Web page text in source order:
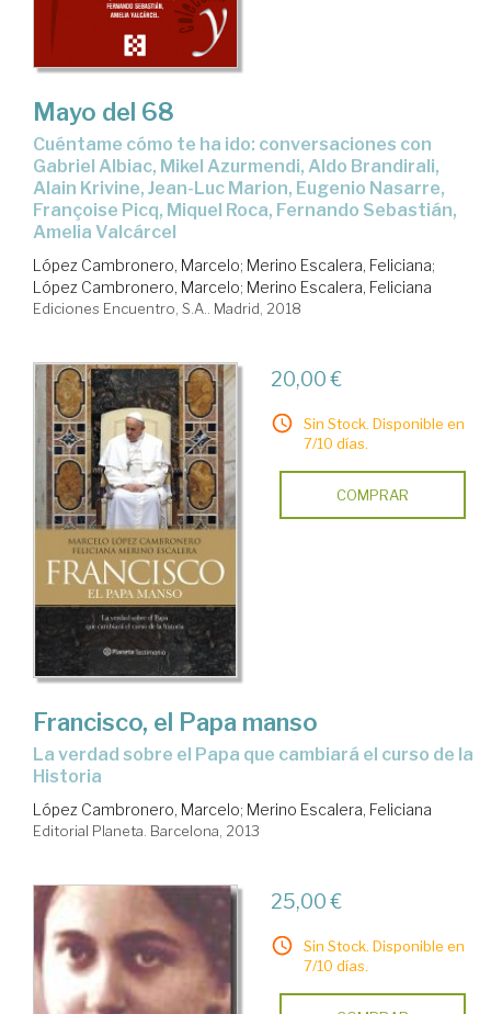
Mayo del 68
cuéntame cómo te ha ido: conversaciones con
Gabriel Albiac, Mikel Azurmendi, Aldo Brandirali,
Alain Krivine, Jean-Luc Marion, Eugenio Nasarre,
Françoise Picq, Miquel Roca, Fernando Sebastián,
Amelia Valcárcel
López Cambronero, Marcelo; Merino Escalera, Feliciana;
López Cambronero, Marcelo; Merino Escalera, Feliciana
Ediciones Encuentro, S.A.. Madrid, 2018
20,00 €
Sin Stock. Disponible en
7/10 días.
COMPRAR
Francisco, el Papa manso
la verdad sobre el Papa que cambiará el curso de la
Historia
López Cambronero, Marcelo; Merino Escalera, Feliciana
Editorial Planeta. Barcelona, 2013
25,00 €
Sin Stock. Disponible en
7/10 días.